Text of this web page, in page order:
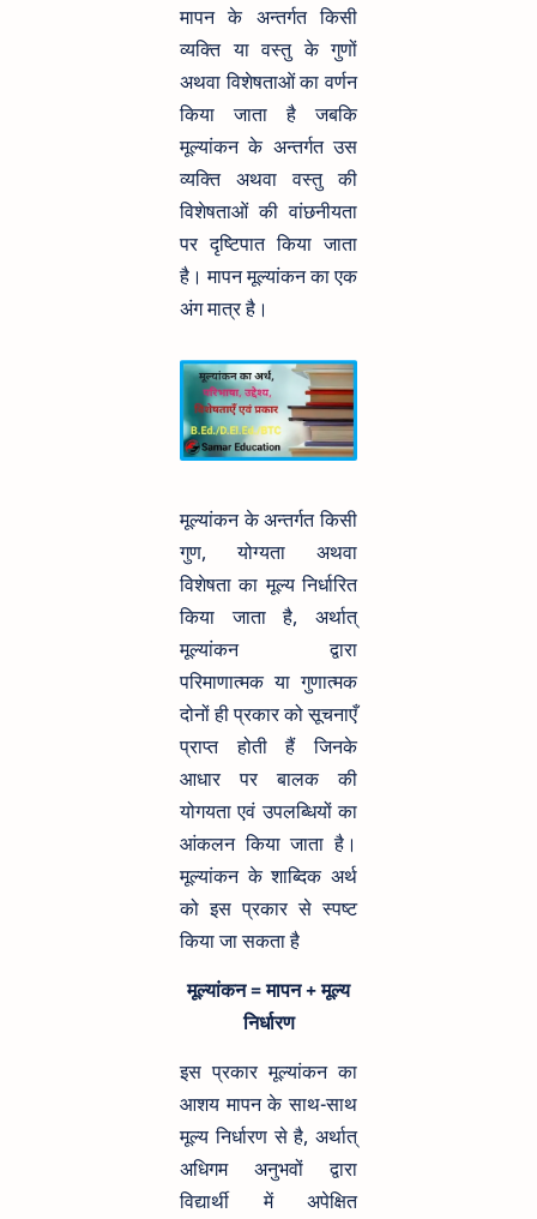
मापन के अन्तर्गत किसी
व्यक्ति या वस्तु के गुणों
अथवा विशेषताओं का वर्णन
किया जाता है जबकि
मूल्यांकन के अन्तर्गत उस
व्यक्ति अथवा वस्तु की
विशेषताओं की वांछनीयता
पर दृष्टिपात किया जाता
है। मापन मूल्यांकन का एक
अंग मात्र है।
मूल्यांकन के अन्तर्गत किसी
गुण, योग्यता अथवा
विशेषता का मूल्य निर्धारित
किया जाता है, अर्थात्
मूल्यांकन द्वारा
परिमाणात्मक या गुणात्मक
दोनों ही प्रकार को सूचनाएँ
प्राप्त होती हैं जिनके
आधार पर बालक की
योगयता एवं उपलब्धियों का
आंकलन किया जाता है।
मूल्यांकन के शाब्दिक अर्थ
को इस प्रकार से स्पष्ट
किया जा सकता है
मूल्यांकन = मापन + मूल्य
निर्धारण
इस प्रकार मूल्यांकन का
आशय मापन के साथ-साथ
मूल्य निर्धारण से है, अर्थात्
अधिगम अनुभवों द्वारा
विद्यार्थी में अपेक्षित